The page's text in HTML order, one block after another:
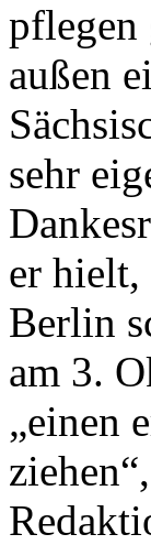
pflegen
außen
sehr
er hielt,
Berlin
am 3.
„einen